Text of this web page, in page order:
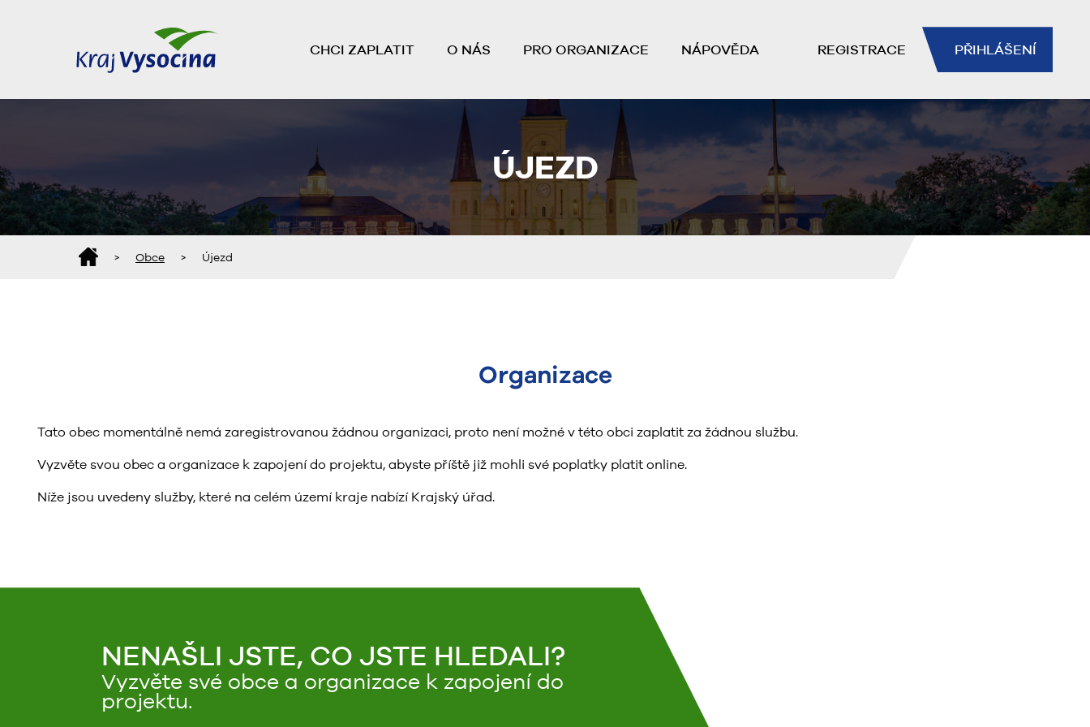
CHCI ZAPLATIT O NÁS PRO ORGANIZACE NÁPOVĚDA REGISTRACE PŘIHLÁŠENÍ
ÚJEZD
> Obce > Újezd
Organizace
Tato obec momentálně nemá zaregistrovanou žádnou organizaci, proto není možné v této obci zaplatit za žádnou službu.
Vyzvěte svou obec a organizace k zapojení do projektu, abyste příště již mohli své poplatky platit online.
Níže jsou uvedeny služby, které na celém území kraje nabízí Krajský úřad.
NENAŠLI JSTE, CO JSTE HLEDALI?
Vyzvěte své obce a organizace k zapojení do
projektu.